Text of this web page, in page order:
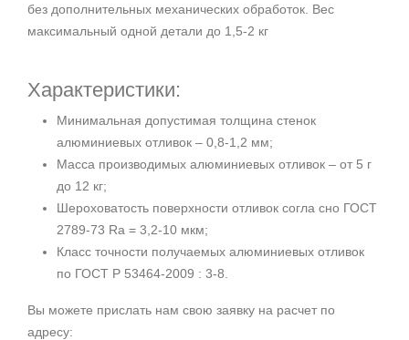
без дополнительных механических обработок. Вес
максимальный одной детали до 1,5-2 кг
Характеристики:
Минимальная допустимая толщина стенок
алюминиевых отливок – 0,8-1,2 мм;
Масса производимых алюминиевых отливок – от 5 г
до 12 кг;
Шероховатость поверхности отливок согла сно ГОСТ
2789-73 Ra = 3,2-10 мкм;
Класс точности получаемых алюминиевых отливок
по ГОСТ Р 53464-2009 : 3-8.
Вы можете прислать нам свою заявку на расчет по
адресу: